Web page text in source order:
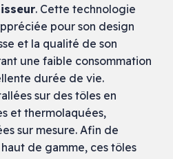
. Cette technologie
pour son design
et la qualité de son
une faible consommation
durée de vie.
sur des tôles en
et thermolaquées,
sur mesure. Afin de
de gamme, ces tôles